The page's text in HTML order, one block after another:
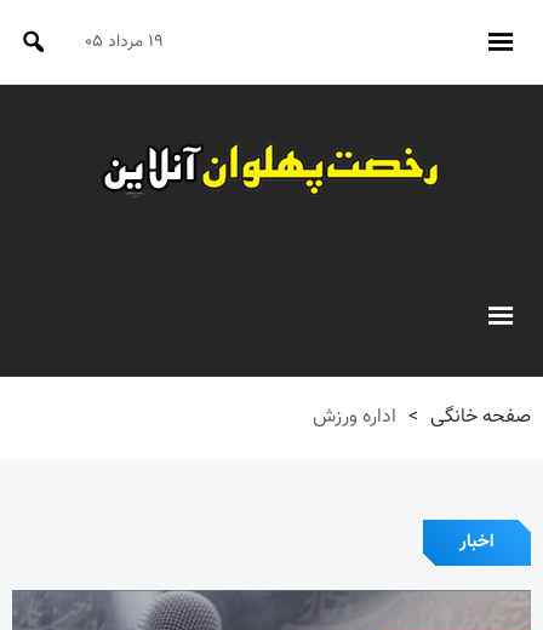
۱۹ مرداد ۰۵
صفحه خانگی > اداره ورزش
اخبار